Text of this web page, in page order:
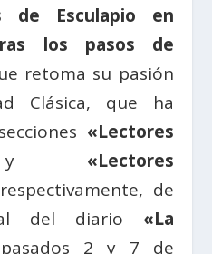
de Esculapio en
los pasos de
retoma su pasión
Clásica, que ha
«Lectores
«Lectores
de
del diario «La
2 y 7 de